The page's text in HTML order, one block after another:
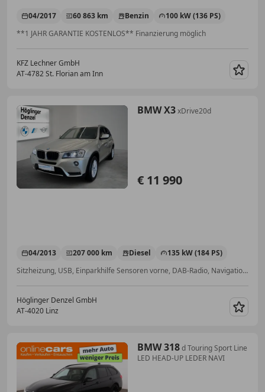
04/2017 60 863 km Benzin
100 kW (136 PS)
**1 JAHR GARANTIE KOSTENLOS** Finanzierung möglich
KFZ Lechner GmbH
AT-4782 St. Florian am Inn
BMW X3xDrive20d
€ 11 990
04/2013 207 000 km Diesel
135 kW (184 PS)
Sitzheizung, USB, Einparkhilfe Sensoren vorne, DAB-Radio, Navigationssystem, ABS, Isofix, Alufelgen
Höglinger Denzel GmbH
AT-4020 Linz
BMW 318d Touring Sport Line
LED HEAD-UP LEDER NAVI